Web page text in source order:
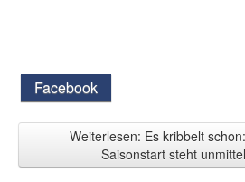
Facebook
Weiterlesen: Es kribbelt
Saisonstart steht